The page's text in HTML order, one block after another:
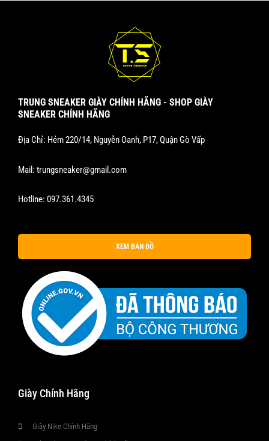
TRUNG SNEAKER GIÀY CHÍNH HÃNG - SHOP GIÀY
SNEAKER CHÍNH HÃNG
Địa Chỉ: Hẻm 220/14, Nguyễn Oanh, P17, Quận Gò Vấp
Mail: trungsneaker@gmail.com
Hotline: 097.361.4345
XEM BẢN ĐỒ
Giày Chính Hãng
Giày Nike Chính Hãng